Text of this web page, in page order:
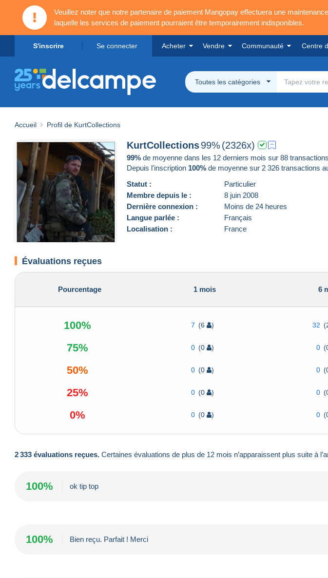
Veuillez noter que notre partenaire de paiement Mangopay effectuera une
laquelle les services de paiement pourraient être temporairement indisponibles.
S'inscrire Se connecter Acheter Vendre Communauté Centre
Toutes les catégories
Accueil Profil de KurtCollections
KurtCollections99% (2326x)
99% de moyenne dans les 12 derniers mois sur 88
Depuis l'inscription 100% de moyenne sur 2 326 transactions
Statut :
Particulier
Membre depuis le :
8 juin 2008
Dernière connexion :
Moins de 24 heures
Langue parlée :
Français
Localisation :
France
Évaluations reçues
Pourcentage 1 mois 6
100% 7 (6 ) 32
75% 0 (0 ) 0
50% 0 (0 ) 0
25% 0 (0 ) 0
0% 0 (0 ) 0
2 333 évaluations reçues. Certaines évaluations de plus de 12 mois n’apparaissent plus suite à
100% ok tip top
100% Bien reçu. Parfait ! Merci